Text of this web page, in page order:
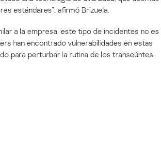
estándares”, afirmó Brizuela.
a la empresa, este tipo de incidentes no es
han encontrado vulnerabilidades en estas
para perturbar la rutina de los transeúntes.